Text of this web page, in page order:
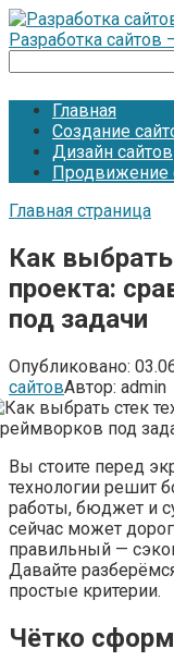
Перейти
к
Разработка сайтов
Главная
Создание
Дизайн сайтов
Продвижение
Главная страница
Как выбрать
проекта:
под задачи
Опубликовано:
сайтовАвтор: admin
Вы стоите перед
технологии решит
работы, бюджет и
сейчас может
правильный —
Давайте
простые критерии.
Чётко